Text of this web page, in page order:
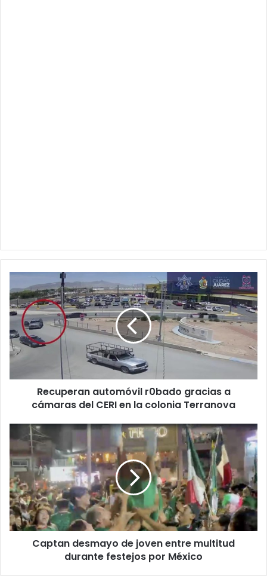
Recuperan
automóvil
r0bado
gracias
cámaras
del
en
colonia
Recuperan automóvil r0bado gracias a
cámaras del CERI en la colonia Terranova
Captan
desmayo
de
joven
entre
multitud
durante
festejos
por
MéxicoCaptan desmayo de joven entre multitud
durante festejos por México